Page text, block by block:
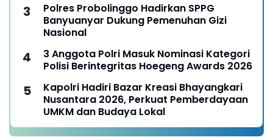
Polres Probolinggo Hadirkan SPPG
Banyuanyar Dukung Pemenuhan Gizi
Nasional
3 Anggota Polri Masuk Nominasi Kategori
Polisi Berintegritas Hoegeng Awards 2026
Kapolri Hadiri Bazar Kreasi Bhayangkari
Nusantara 2026, Perkuat Pemberdayaan
UMKM dan Budaya Lokal